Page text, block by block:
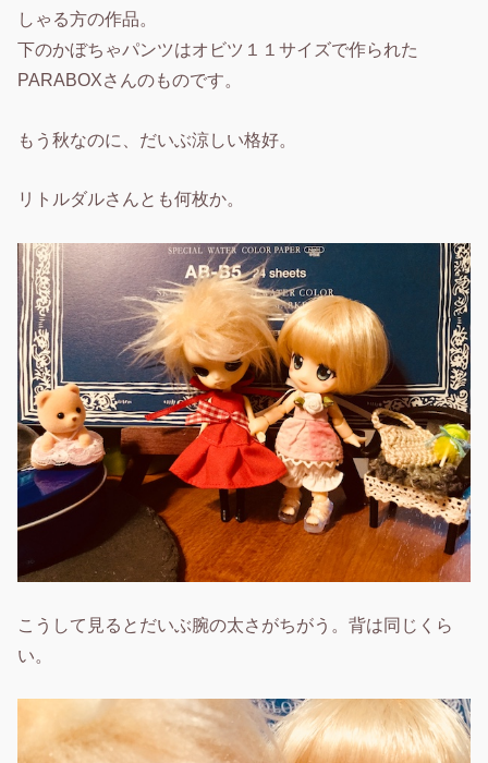
しゃる方の作品。
下のかぼちゃパンツはオビツ１１サイズで作られた
PARABOXさんのものです。
もう秋なのに、だいぶ涼しい格好。
リトルダルさんとも何枚か。
こうして見るとだいぶ腕の太さがちがう。背は同じくら
い。